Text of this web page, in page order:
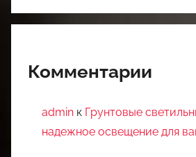
Комментарии
admin к Грунтовые
надежное освещение для